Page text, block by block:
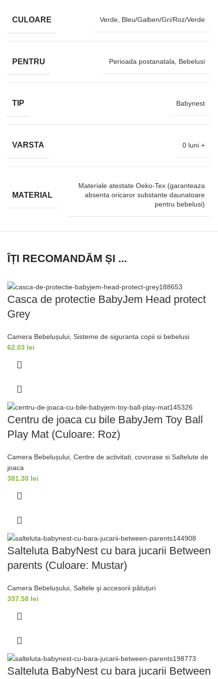
CULOARE Verde, Bleu/Galben/Gri/Roz/Verde
PENTRU Perioada postanatala, Bebelusi
TIP Babynest
VARSTA 0 luni +
MATERIAL
Materiale atestate Oeko-Tex (garanteaza
absenta oricaror substante daunatoare
pentru bebelusi)
ÎȚI RECOMANDĂM ȘI ...
Casca de protectie BabyJem Head protect
Grey
Camera Bebelușului Sisteme de siguranta copii si bebelusi
62.03 lei
Centru de joaca cu bile BabyJem Toy Ball
Play Mat (Culoare: Roz)
Camera Bebelușului Centre de activitati, covorase si Saltelute de
joaca
381.30 lei
Salteluta BabyNest cu bara jucarii Between
parents (Culoare: Mustar)
Camera Bebelușului Saltele şi accesorii pǎtuțuri
337.58 lei
Salteluta BabyNest cu bara jucarii Between